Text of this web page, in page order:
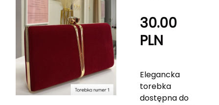
30.00
PLN
Elegancka
torebka
dostępna do